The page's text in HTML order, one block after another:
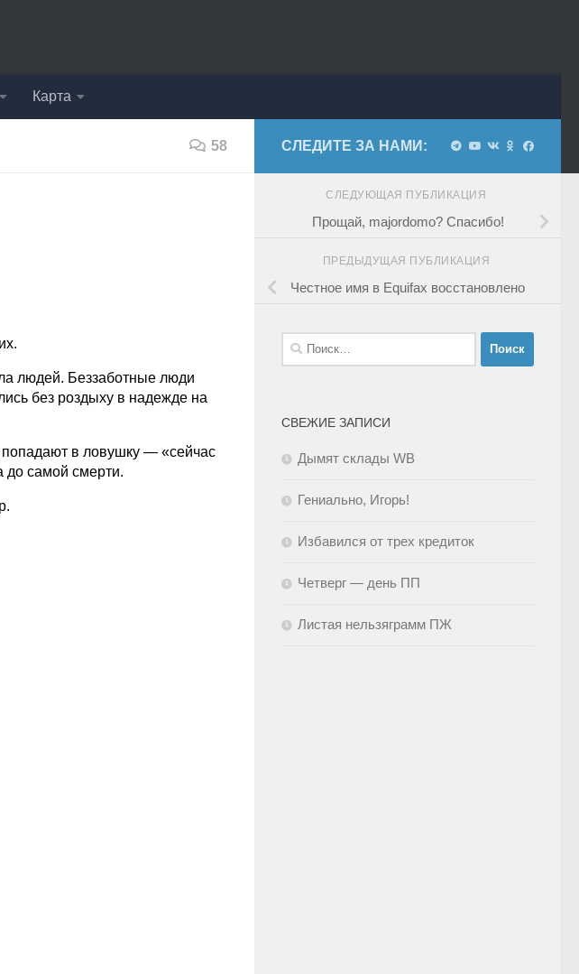
Карта
58
людей. Беззаботные люди
без роздыху в надежде на
попадают в ловушку — «сейчас
до самой смерти.
СЛЕДИТЕ ЗА НАМИ:
СЛЕДУЮЩАЯ ПУБЛИКАЦИЯ
Прощай, majordomo? Спасибо!
ПРЕДЫДУЩАЯ ПУБЛИКАЦИЯ
Честное имя в Equifax восстановлено
Найти:
СВЕЖИЕ ЗАПИСИ
Дымят склады WB
Гениально, Игорь!
Избавился от трех кредиток
Четверг — день ПП
Листая нельзяграмм ПЖ